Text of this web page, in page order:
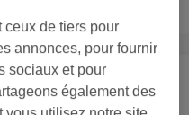
et
Épilation
ceux de tiers pour
annonces, pour fournir
sociaux et pour
également des